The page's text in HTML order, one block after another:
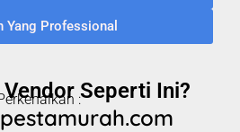
Yang Professional
Seperti Ini?
: